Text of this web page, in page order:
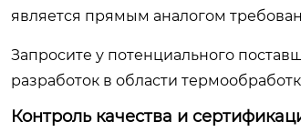
является прямым аналогом
Запросите у потенциального
разработок в области
Контроль качества и